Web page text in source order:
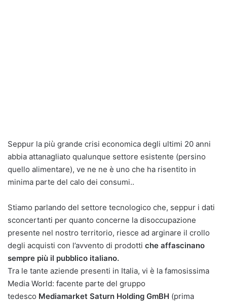
Seppur la più grande crisi economica degli ultimi 20 anni
abbia attanagliato qualunque settore esistente (persino
quello alimentare), ve ne ne è uno che ha risentito in
minima parte del calo dei consumi..
Stiamo parlando del settore tecnologico che, seppur i dati
sconcertanti per quanto concerne la disoccupazione
presente nel nostro territorio, riesce ad arginare il crollo
degli acquisti con l’avvento di prodotti che affascinano
sempre più il pubblico italiano.
Tra le tante aziende presenti in Italia, vi è la famosissima
Media World: facente parte del gruppo
tedesco Mediamarket Saturn Holding GmBH (prima